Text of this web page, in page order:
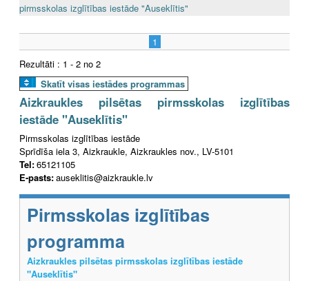
pirmsskolas izglītības iestāde "Auseklītis"
1
Rezultāti : 1 - 2 no 2
Skatīt visas iestādes programmas
Aizkraukles pilsētas pirmsskolas izglītības
iestāde "Auseklītis"
Pirmsskolas izglītības iestāde
Sprīdīša iela 3, Aizkraukle, Aizkraukles nov., LV-5101
Tel:65121105
E-pasts:auseklitis@aizkraukle.lv
Pirmsskolas izglītības
programma
Aizkraukles pilsētas pirmsskolas izglītības iestāde
"Auseklītis"